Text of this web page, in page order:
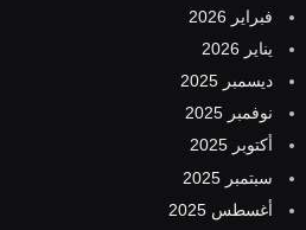
فبراير 2026
يناير 2026
ديسمبر 2025
نوفمبر 2025
أكتوبر 2025
سبتمبر 2025
أغسطس 2025